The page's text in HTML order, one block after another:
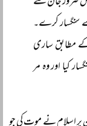
سنگسار کرے۔
کے مطابق ساری
کیا اور وہ مر